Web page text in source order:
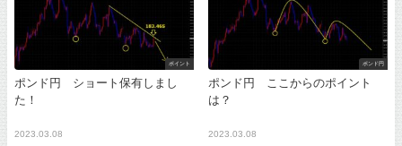
ポイント
ポンド円 ショート保有しまし
た！
2023.03.08
ポンド円
ポンド円 ここからのポイント
は？
2023.03.08